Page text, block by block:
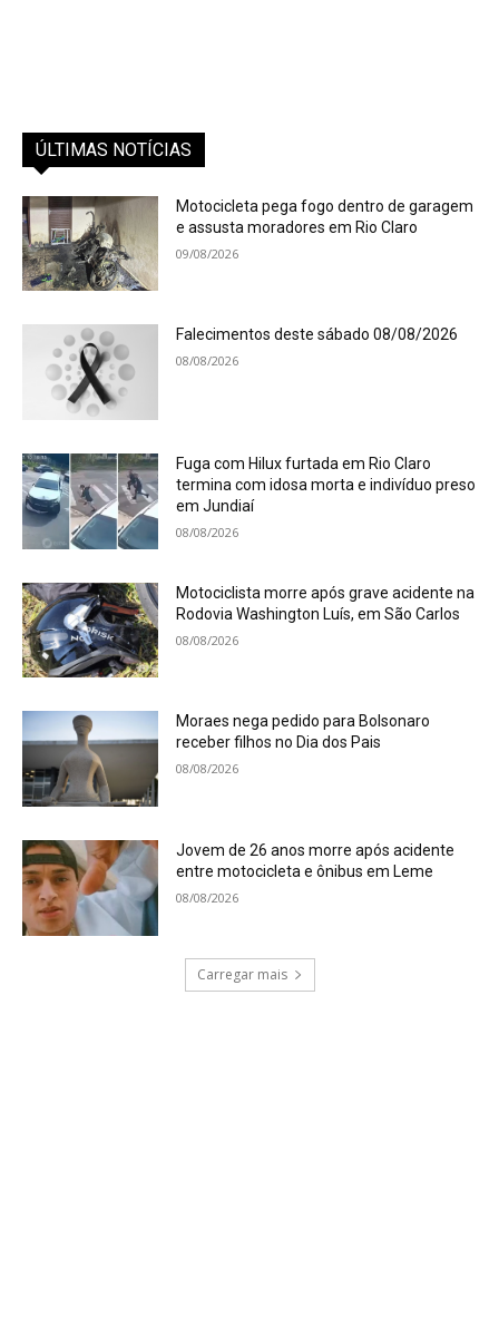
ÚLTIMAS NOTÍCIAS
Motocicleta pega fogo dentro de garagem
e assusta moradores em Rio Claro
09/08/2026
Falecimentos deste sábado 08/08/2026
08/08/2026
Fuga com Hilux furtada em Rio Claro
termina com idosa morta e indivíduo preso
em Jundiaí
08/08/2026
Motociclista morre após grave acidente na
Rodovia Washington Luís, em São Carlos
08/08/2026
Moraes nega pedido para Bolsonaro
receber filhos no Dia dos Pais
08/08/2026
Jovem de 26 anos morre após acidente
entre motocicleta e ônibus em Leme
08/08/2026
Carregar mais